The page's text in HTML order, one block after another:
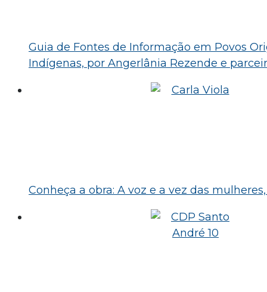
Guia de Fontes de Informação em Povos
Indígenas, por Angerlânia Rezende e
Conheça a obra: A voz e a vez das